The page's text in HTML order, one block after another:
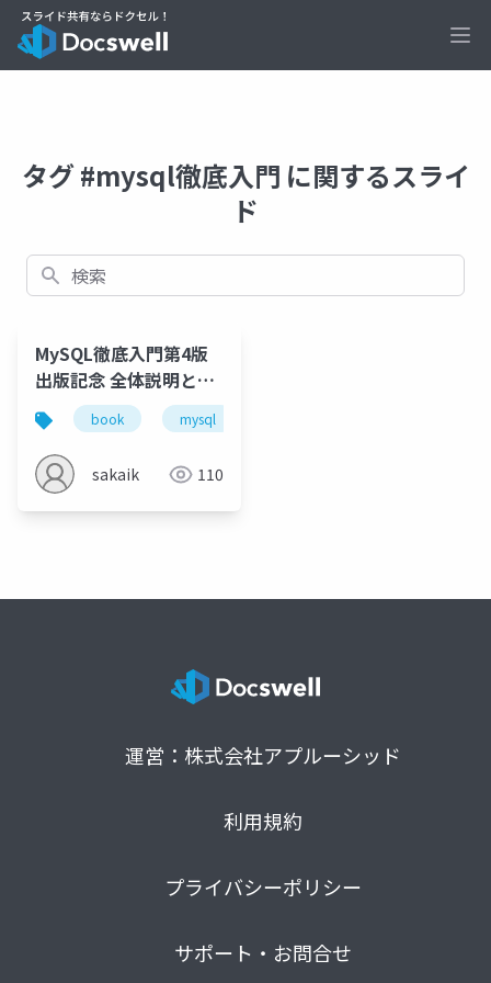
タグ #mysql徹底入門 に関するスライ
ド
検索
MySQL徹底入門第4版
出版記念 全体説明と自
分のパート
book mysql
sakaik 110
運営：株式会社アプルーシッド
利用規約
プライバシーポリシー
サポート・お問合せ